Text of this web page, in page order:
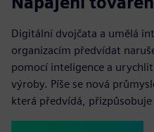
Digitální dvojčata a umělá
organizacím předvídat
pomocí inteligence a
výroby. Píše se nová
která předvídá, přizpůsobuje